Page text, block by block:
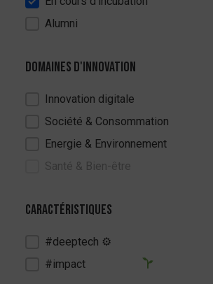
Alumni
Domaines d'innovation
Domaines d'innovation
Innovation digitale
Société & Consommation
Energie & Environnement
Santé & Bien-être
Caractéristiques
Caractéristiques
#deeptech ⚙
#impact